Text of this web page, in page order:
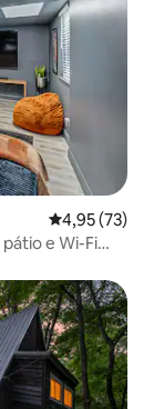
Classificação
4,95 (73)
pátio e Wi-Fi